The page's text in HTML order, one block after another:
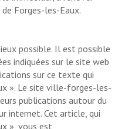
Forges-les-Eaux.
possible. Il est possible
indiquées sur le site web
sur ce texte qui
». Le site ville-forges-les-
publications autour du
internet. Cet article, qui
», vous est